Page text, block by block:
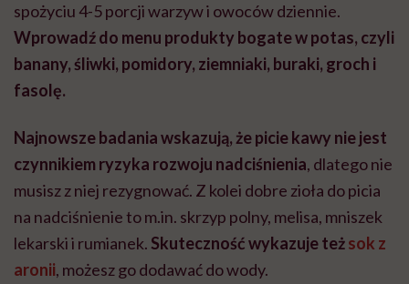
spożyciu 4-5 porcji warzyw i owoców dziennie.
Wprowadź do menu produkty bogate w potas, czyli
banany, śliwki, pomidory, ziemniaki, buraki, groch i
fasolę.
Najnowsze badania wskazują, że picie kawy nie jest
czynnikiem ryzyka rozwoju nadciśnienia, dlatego nie
musisz z niej rezygnować. Z kolei dobre zioła do picia
na nadciśnienie to m.in. skrzyp polny, melisa, mniszek
lekarski i rumianek. Skuteczność wykazuje teżsok z
aronii, możesz go dodawać do wody.